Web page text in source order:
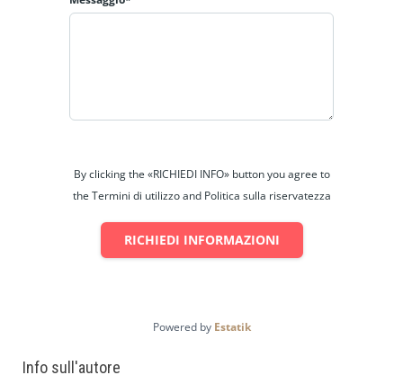
By clicking the «RICHIEDI INFO» button you agree to
the Termini di utilizzo and Politica sulla riservatezza
RICHIEDI INFORMAZIONI
Powered by Estatik
Info sull'autore